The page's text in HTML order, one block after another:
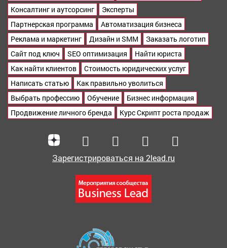
Консалтинг и аутсорсинг
Эксперты
Партнерская программа
Автоматизация бизнеса
Реклама и маркетинг
Дизайн и SMM
Заказать логотип
Сайт под ключ
SEO оптимизация
Найти юриста
Как найти клиентов
Стоимость юридических услуг
Написать статью
Как правильно уволиться
Выбрать профессию
Обучение
Бизнес информация
Продвижение личного бренда
Курс Скрипт роста продаж
Зарегистрироваться на 2lead.ru